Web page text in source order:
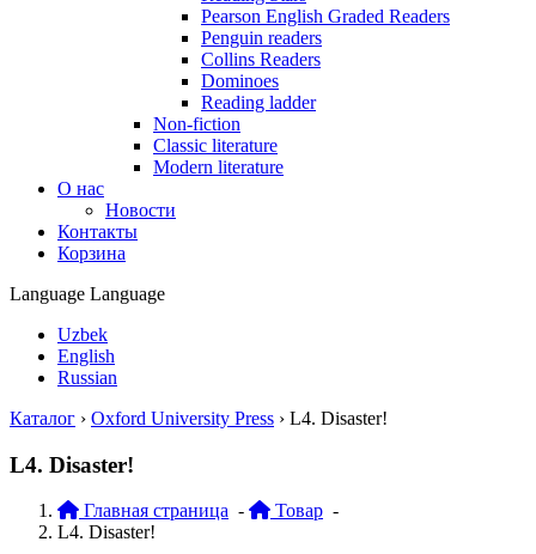
Pearson English Graded Readers
Penguin readers
Collins Readers
Dominoes
Reading ladder
Non-fiction
Classic literature
Modern literature
О нас
Новости
Контакты
Корзина
Language Language
Uzbek
English
Russian
Каталог › Oxford University Press › L4. Disaster!
L4. Disaster!
Главная страница - Товар -
L4. Disaster!